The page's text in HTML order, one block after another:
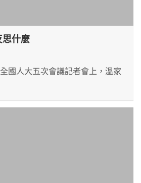
思什麼
國人大五次會議記者會上，溫家